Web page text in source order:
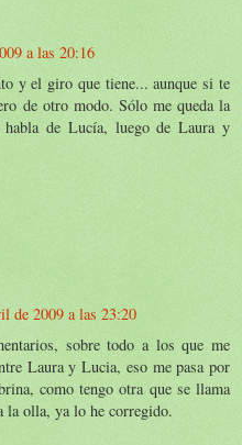
a las 20:16
y el giro que tiene... aunque si te
de otro modo. Sólo me queda la
de Lucía, luego de Laura y
de 2009 a las 23:20
sobre todo a los que me
Laura y Lucia, eso me pasa por
como tengo otra que se llama
la olla, ya lo he corregido.